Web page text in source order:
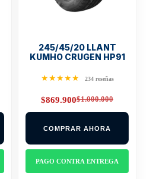
245/45/20 LLANT
KUMHO CRUGEN HP91
★★★★★ 234 reseñas
$1.000.000
Original
price
$1.000.000.
$869.900Current
price
$869.900.
COMPRAR AHORA
PAGO CONTRA ENTREGA